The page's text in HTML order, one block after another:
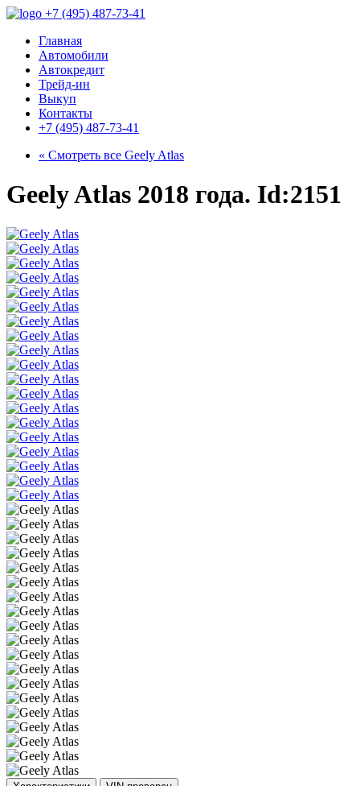
+7 (495) 487-73-41
Главная
Автомобили
Автокредит
Трейд-ин
Выкуп
Контакты
+7 (495) 487-73-41
« Смотреть все Geely Atlas
Geely Atlas 2018 года. Id:2151